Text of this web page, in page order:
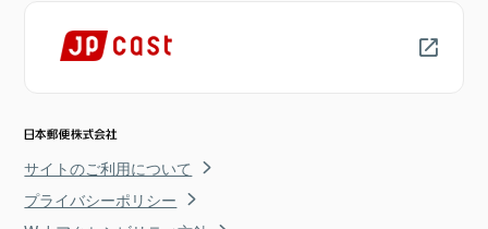
サイトのご利用について
プライバシーポリシー